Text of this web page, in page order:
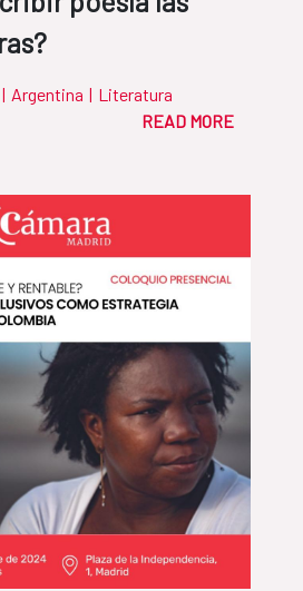
| Argentina | Literatura
READ MORE